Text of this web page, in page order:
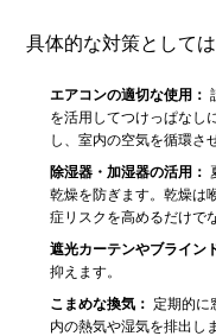
具体的な対策として
エアコンの適切な使用：
を活用してつけっぱなし
し、室内の空気を循環さ
除湿器・加湿器の活用：
乾燥を防ぎます。乾燥は
症リスクを高めるだけで
遮光カーテンやブライン
抑えます。
こまめな換気： 定期的に
内の熱気や湿気を排出し